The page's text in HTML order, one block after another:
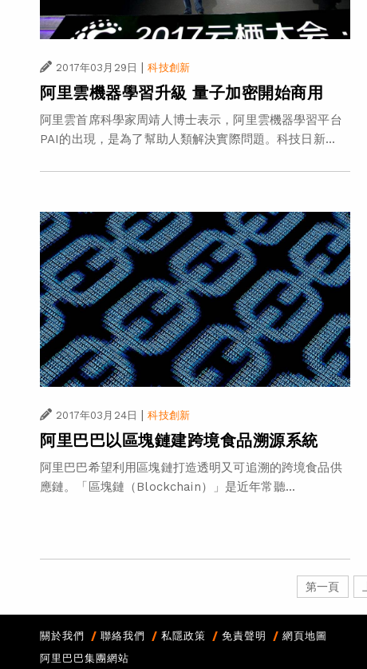
2017年03月29日 | 科技創新
阿里雲機器學習升級 量子加密開始商用
阿里雲首席科學家周靖人博士表示，阿里雲機器學習平台
PAI的出現，是為了幫助人類解決實際問題。科技日新...
2017年03月24日 | 科技創新
阿里巴巴以區塊鏈建跨境食品溯源系統
阿里巴巴希望利用區塊鏈打造透明又可追溯的跨境食品供
應鏈。「區塊鏈（Blockchain）」是近年常聽...
第一頁
關於我們 聯絡我們 私隱政策 免責聲明
網頁地圖
阿里巴巴集團網站